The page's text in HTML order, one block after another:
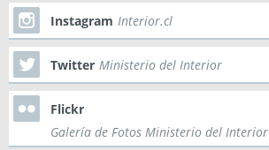
Instagram Interior.cl
Twitter Ministerio del Interior
Flickr
Galería de Fotos Ministerio del Interior